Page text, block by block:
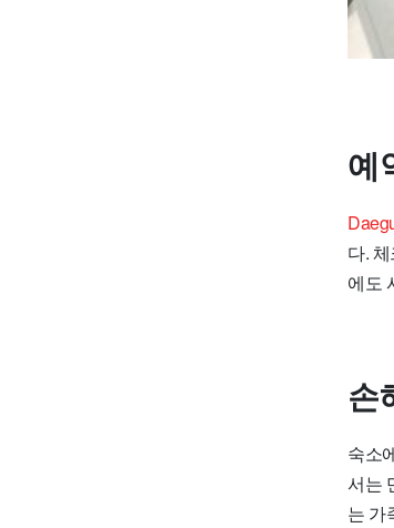
예
다.
에도
손
숙소
서는
는 가